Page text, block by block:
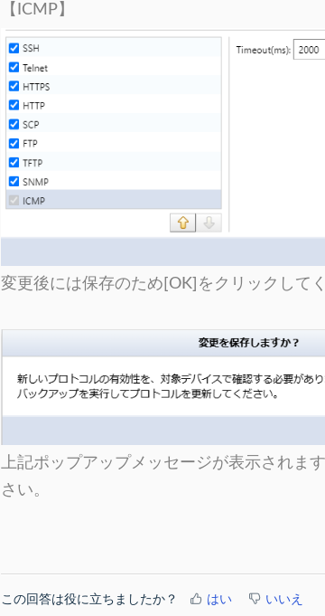
【ICMP】
変更後には保存のため[OK]をクリックしてく
上記ポップアップメッセージが表示されま
さい。
この回答は役に立ちましたか？ はい いいえ